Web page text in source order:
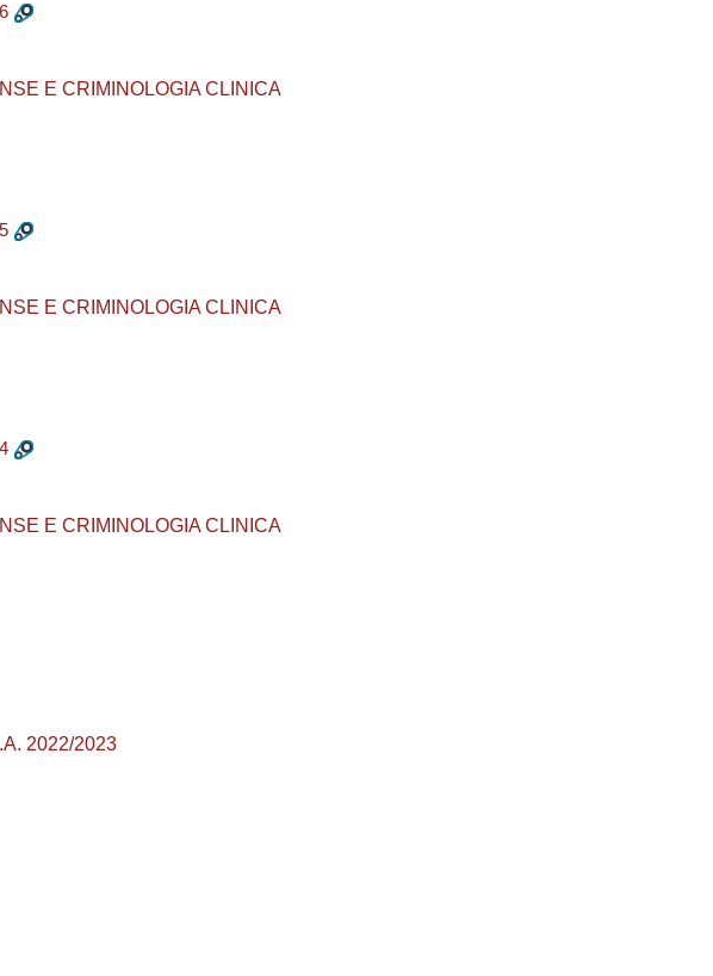
E CRIMINOLOGIA CLINICA
E CRIMINOLOGIA CLINICA
E CRIMINOLOGIA CLINICA
2022/2023